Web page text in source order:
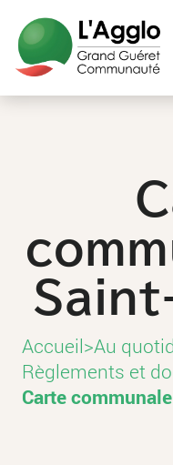
contenu
principal
menu
principal
liens
utiles
pied
page
Accueil>Au
Règlements et
Carte